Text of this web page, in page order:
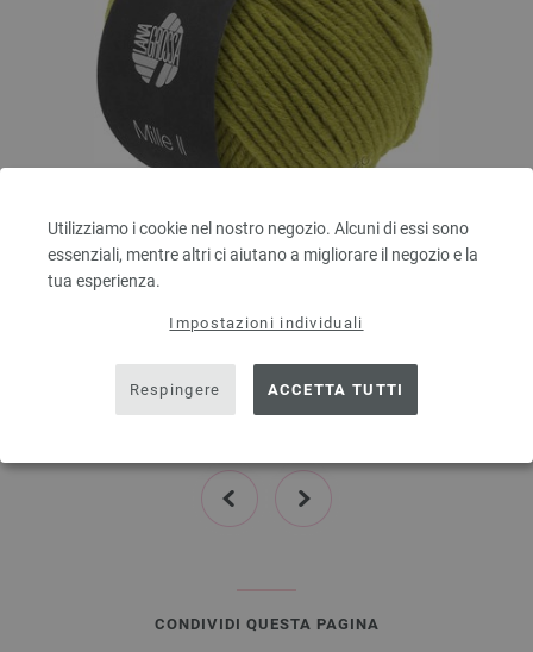
Utilizziamo i cookie nel nostro negozio. Alcuni di essi sono
essenziali, mentre altri ci aiutano a migliorare il negozio e la
tua esperienza.
Impostazioni individuali
Respingere ACCETTA TUTTI
Lana Grossa
50 % Lana vergine merino, 50 % Acrilico
Quantità in metri: ca. 55 m / 50 g
Dimensioni d’aghi: 7 - 8
3,78 €
4,42 $
prev next
CONDIVIDI QUESTA PAGINA